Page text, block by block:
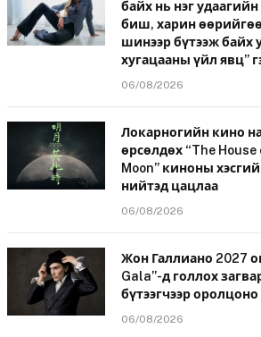
байх нь нэг
биш, харин
шинээр бүтээж байх
хугацааны үйл явц”
06/08/2026
Локарногийн кино
өрсөлдөх “The House
Moon” киноны
нийтэд цацлаа
06/08/2026
Жон Галлиано 2027
Gala”-д голлох
бүтээгчээр оролцоно
06/08/2026